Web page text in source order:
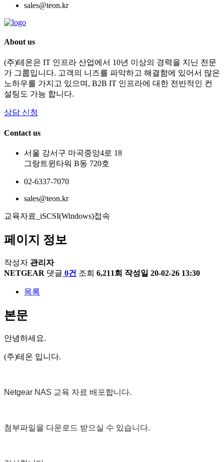
sales@teon.kr
About us
(주)테온은 IT 인프라 산업에서 10년 이상의 경력을 지닌 전문
가 그룹입니다. 고객의 니즈를 파악하고 해결함에 있어서 많은
노하우를 가지고 있으며, B2B IT 인프라에 대한 전반적인 컨
설팅도 가능 합니다.
상담 신청
Contact us
서울 강서구 마곡중앙4로 18
그랑트윈타워 B동 720호
02-6337-7070
sales@teon.kr
교육자료_iSCSI(Windows)접속
페이지 정보
작성자 관리자
NETGEAR 댓글 0건 조회 6,211회 작성일 20-02-26 13:30
목록
본문
안녕하세요.
(주)테온 입니다.
Netgear NAS 교육 자료 배포합니다.
첨부파일을 다운로드 받으실 수 있습니다.